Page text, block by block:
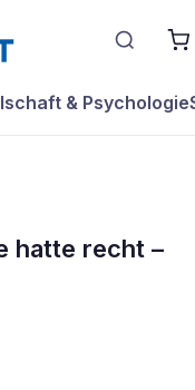
& Psychologie
hatte recht –